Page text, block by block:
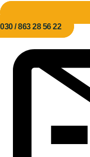
030 / 863 28 56 22